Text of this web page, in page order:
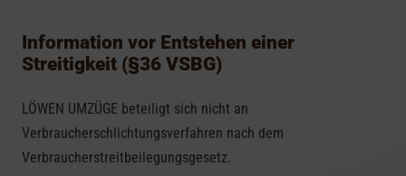
Information vor Entstehen einer
Streitigkeit (§36 VSBG)
LÖWEN UMZÜGE beteiligt sich nicht an
Verbraucherschlichtungsverfahren nach dem
Verbraucherstreitbeilegungsgesetz.